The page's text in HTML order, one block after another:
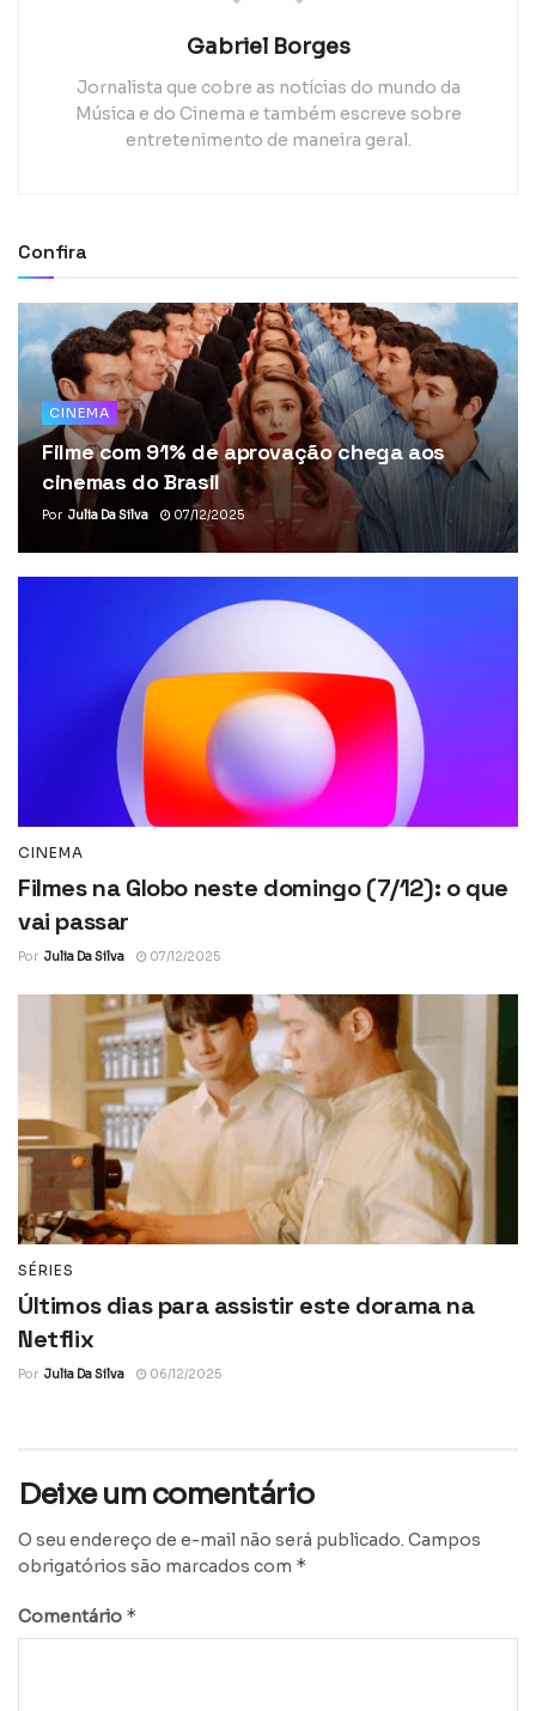
Gabriel Borges
Jornalista que cobre as notícias do mundo da
Música e do Cinema e também escreve sobre
entretenimento de maneira geral.
Confira
CINEMA
Filme com 91% de aprovação chega aos
cinemas do Brasil
Por Julia Da Silva 07/12/2025
CINEMA
Filmes na Globo neste domingo (7/12): o que
vai passar
Por Julia Da Silva 07/12/2025
SÉRIES
Últimos dias para assistir este dorama na
Netflix
Por Julia Da Silva 06/12/2025
Deixe um comentário
O seu endereço de e-mail não será publicado. Campos
obrigatórios são marcados com *
Comentário *